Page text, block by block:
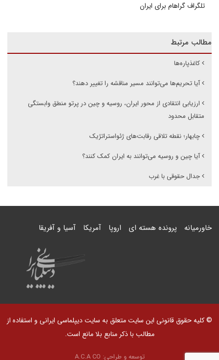
تلگراف گراهام برای ایران
مطالب مرتبط
کاغذپاره‌ها
آیا تحریم‌ها می‌توانند مسیر مناقشه را تغییر دهند؟
ارزیابی انتقادی از محور ایران، روسیه و چین در پرتو منطق وابستگی
متقابل محدود
چابهار؛ نقطه تلاقی رقابت‌های ژئواستراتژیک
آیا چین و روسیه می‌توانند به ایران کمک کنند؟
جدال حقوقی با غرب
خاورمیانه پرونده هسته ای اروپا آمریکا آسیا و آفریقا
© کلیه حقوق قانونی این سایت متعلق به سایت دیپلماسی ایرانی و استفاده از
مطالب با ذکر منابع بلا مانع است.
توسعه و طراحی: A.C.A CO